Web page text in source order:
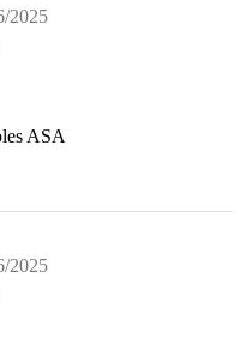
2025
ASA
2025